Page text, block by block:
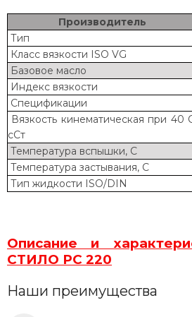
Производитель
Тип
Класс вязкости ISO VG
Базовое масло
Индекс вязкости
Спецификации
Вязкость кинематическая при 40
сСт
Температура вспышки, С
Температура застывания, С
Тип жидкости ISO/DIN
Описание и
СТИЛО РС 220
Наши преимущества